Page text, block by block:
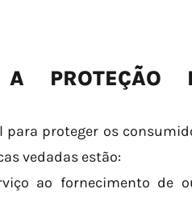
PROTEÇÃO
para proteger os
vedadas estão:
ao fornecimento de